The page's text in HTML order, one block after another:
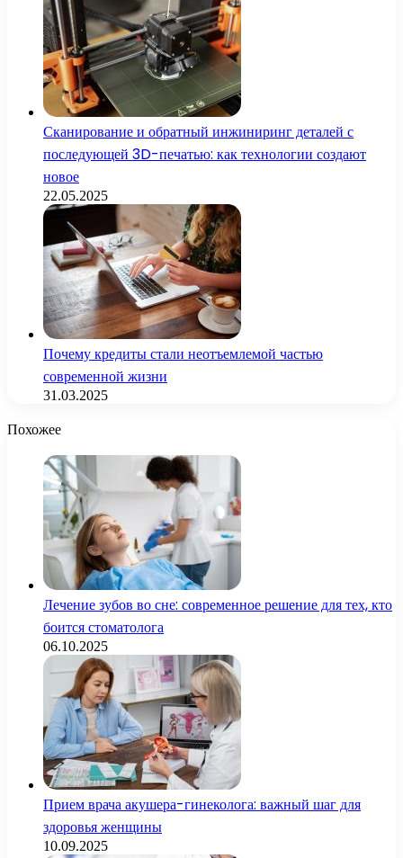
Сканирование и обратный инжиниринг деталей с
последующей 3D-печатью: как технологии создают
новое
22.05.2025
Почему кредиты стали неотъемлемой частью
современной жизни
31.03.2025
Похожее
Лечение зубов во сне: современное решение для тех, кто
боится стоматолога
06.10.2025
Прием врача акушера-гинеколога: важный шаг для
здоровья женщины
10.09.2025